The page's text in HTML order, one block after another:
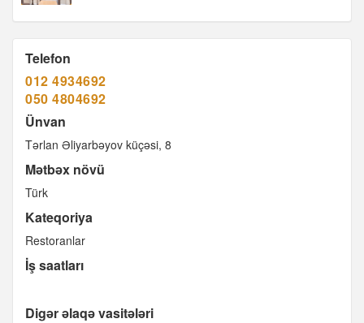
Telefon
012 4934692
050 4804692
Ünvan
Tərlan Əliyarbəyov küçəsi, 8
Mətbəx növü
Türk
Kateqoriya
Restoranlar
İş saatları
Digər əlaqə vasitələri